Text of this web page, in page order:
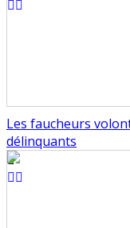
Les faucheurs
délinquants